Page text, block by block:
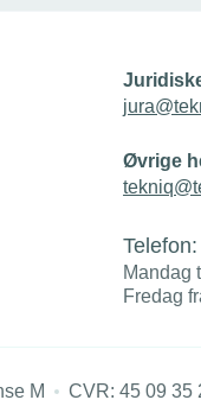
Øvrige
Telefon:
Mandag
Fredag
M CVR: 45 09 35